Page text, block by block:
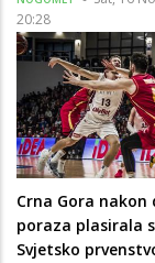
20:28
Crna Gora nakon
poraza plasirala
Svjetsko